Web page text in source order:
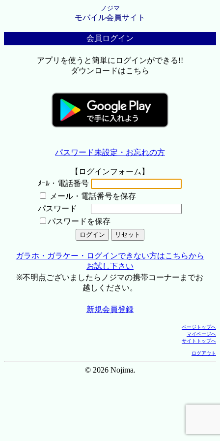
ノジマ
モバイル会員サイト
会員ログイン
アプリを使うと簡単にログインができる!!
ダウンロードはこちら
パスワード未設定・お忘れの方
【ログインフォーム】
ﾒｰﾙ・電話番号
メール・電話番号を保存
パスワード
パスワードを保存
ガラホ・ガラケー・ログインできない方はこちらから
お試し下さい
※不明点ございましたらノジマの携帯コーナーまでお
越しください。
新規会員登録
ページトップへ
マイページへ
サイトトップへ
ログアウト
© 2026 Nojima.